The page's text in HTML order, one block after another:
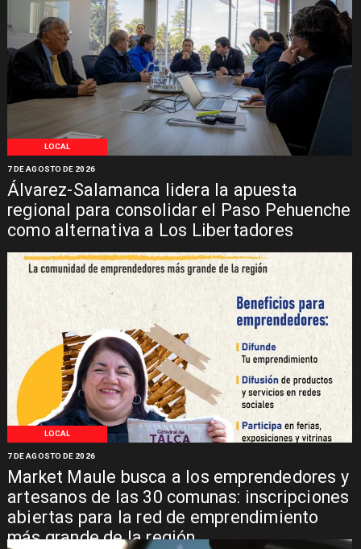
LOCAL
Álvarez-Salamanca lidera la apuesta
regional para consolidar el Paso Pehuenche
como alternativa a Los Libertadores
7 DE AGOSTO DE 2026
LOCAL
Market Maule busca a los emprendedores y
artesanos de las 30 comunas: inscripciones
abiertas para la red de emprendimiento
más grande de la región
7 DE AGOSTO DE 2026